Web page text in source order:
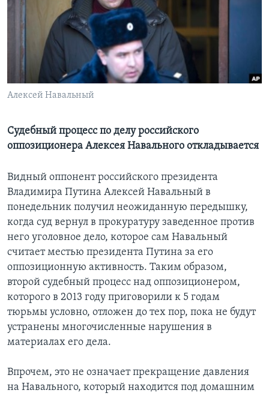
Learning English
СОЦИАЛЬНЫЕ СЕТИ
Алексей Навальный
Судебный процесс по делу российского
оппозиционера Алексея Навального откладывается
Видный оппонент российского президента
Владимира Путина Алексей Навальный в
понедельник получил неожиданную передышку,
когда суд вернул в прокуратуру заведенное против
него уголовное дело, которое сам Навальный
считает местью президента Путина за его
оппозиционную активность. Таким образом,
второй судебный процесс над оппозиционером,
которого в 2013 году приговорили к 5 годам
тюрьмы условно, отложен до тех пор, пока не будут
устранены многочисленные нарушения в
материалах его дела.
Впрочем, это не означает прекращение давления
на Навального, который находится под домашним